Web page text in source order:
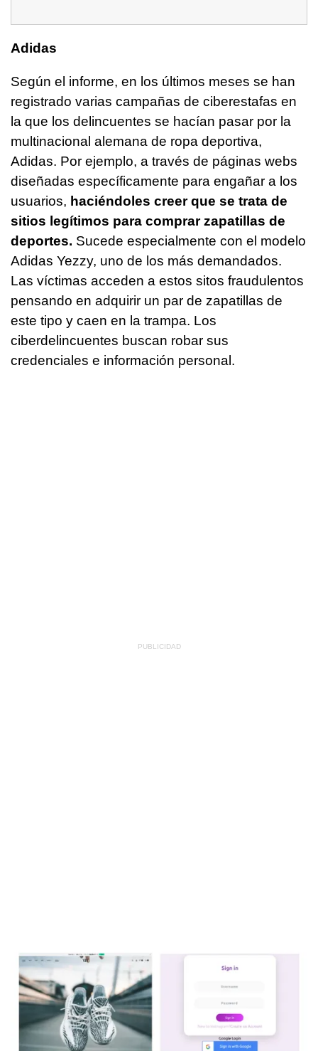
Adidas
Según el informe, en los últimos meses se han
registrado varias campañas de ciberestafas en
la que los delincuentes se hacían pasar por la
multinacional alemana de ropa deportiva,
Adidas. Por ejemplo, a través de páginas webs
diseñadas específicamente para engañar a los
usuarios, haciéndoles creer que se trata de
sitios legítimos para comprar zapatillas de
deportes. Sucede especialmente con el modelo
Adidas Yezzy, uno de los más demandados.
Las víctimas acceden a estos sitos fraudulentos
pensando en adquirir un par de zapatillas de
este tipo y caen en la trampa. Los
ciberdelincuentes buscan robar sus
credenciales e información personal.